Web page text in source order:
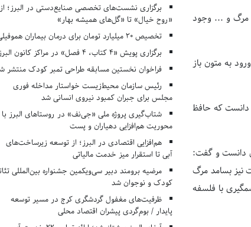
مرگ و ... وجود
به متون باز
دانست که حافظ
این شاعر خوش‌ذوق دانست و گفت:
نیز بسامد مرگ
با فلسفه
برگزاری نشست‌های تخصصی صنایع‌دستی در البرز؛ از
«روح خیال» تا «گل‌های همیشه بهار»
تخصیص ۲۰ میلیارد تومان برای درمان بیماران هموفیلی
برگزاری پویش «۴ کتاب، ۴ فصل» در مراکز کانون البرز
فراخوان نخستین مسابقه طراحی تمبر کودک منتشر
رئیس سازمان محیط‌زیست خواستار مداخله فوری
مجلس برای جبران کمبود نیروی انسانی شد
شتاب‌گیری پروژه ملی «جی‌نف» در روستاهای البرز با
محوریت هم‌افزایی دهیاران و پست
هم‌افزایی اقتصادی در البرز؛ از توسعه زیرساخت‌های
آبی تا استقرار میز خدمت مالیاتی
مرضیه برومند دبیر سی‌ویکمین جشنواره بین‌المللی
کودک و نوجوان شد
ظرفیت‌های مغفول گردشگری کرج در مسیر توسعه
پایدار / بوم‌گردی پیشران اقتصاد محلی